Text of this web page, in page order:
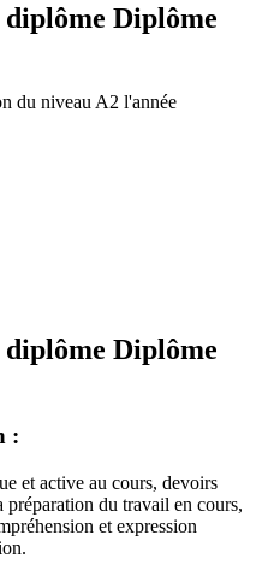
Diplôme
du niveau A2 l'année
Diplôme
:
et active au cours, devoirs
du travail en cours,
et expression